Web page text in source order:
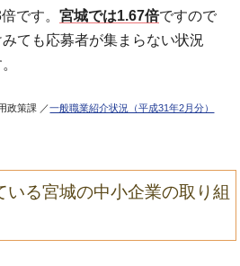
です。宮城では1.67倍ですので
ても応募者が集まらない状況
政策課 ／一般職業紹介状況（平成31年2月分）
いる宮城の中小企業の取り組